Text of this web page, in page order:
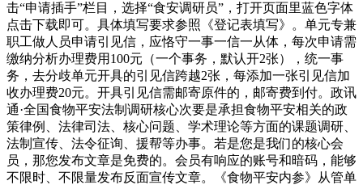
击“申请插手”栏目，选择“食安调研员”，打开页面里蓝色字体
点击下载即可。具体填写要求参照《登记表填写》。单元专兼
职工做人员申请引见信，应恪守一事一信一从体，每次申请需
缴纳分析办理费用100元（一个事务，默认开2张），统一事
务，去分歧单元开具的引见信跨越2张，每添加一张引见信加
收办理费20元。开具引见信需邮寄原件的，邮寄费到付。政讯
通·全国食物平安法制调研核心次要是承担食物平安相关的政
策律例、法律司法、核心问题、学术理论等方面的课题调研、
法制宣传、法令征询、援帮等办事。若是您是我们的核心会
员，那您发布文章是免费的。会员有响应的账号和暗码，能够
不限时、不限量发布反面宣传文章。《食物平安内参》从管单